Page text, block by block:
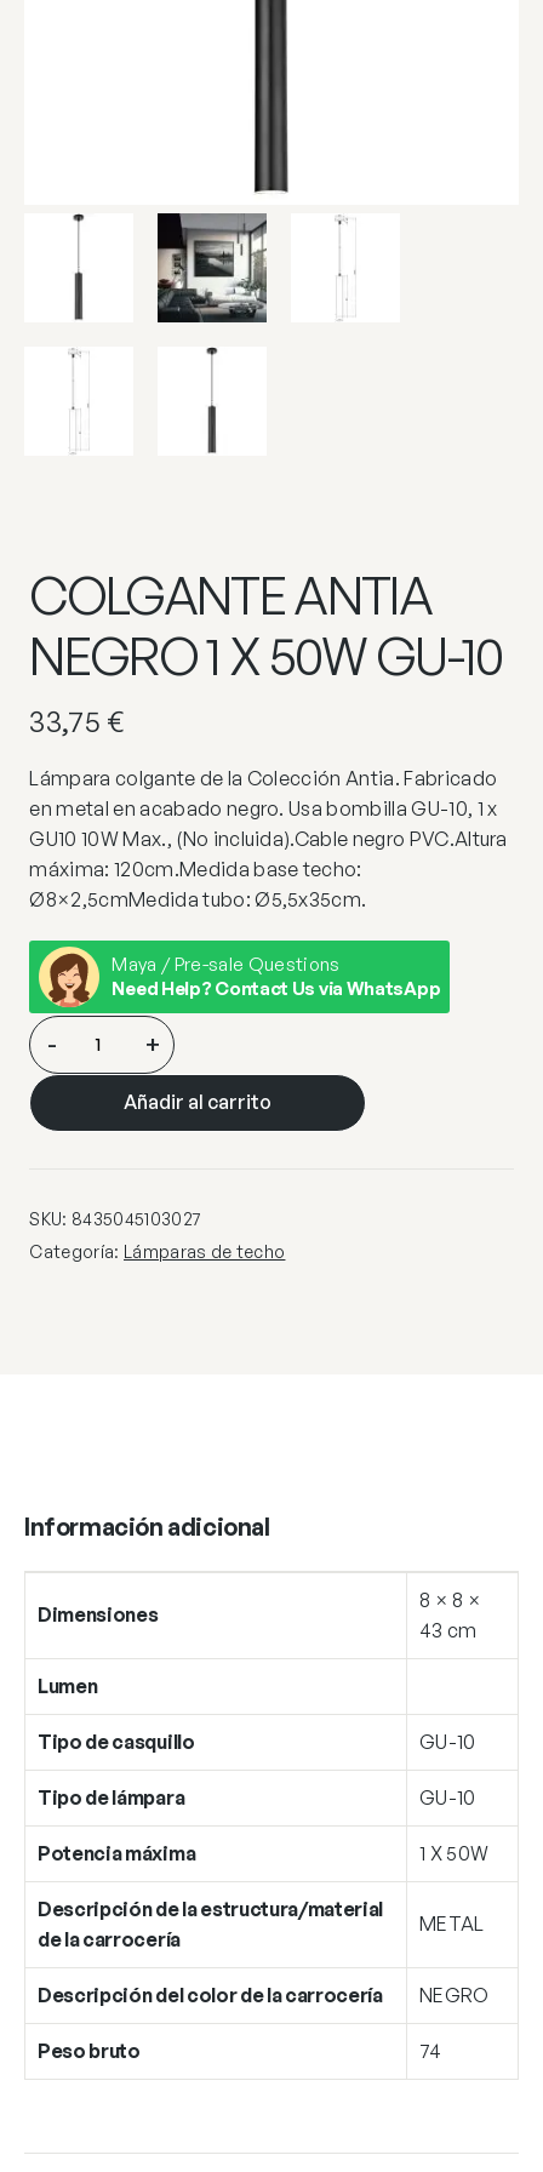
COLGANTE ANTIA
NEGRO 1 X 50W GU-10
33,75 €
Lámpara colgante de la Colección Antia. Fabricado
en metal en acabado negro. Usa bombilla GU-10, 1 x
GU10 10W Max., (No incluida).Cable negro PVC.Altura
máxima: 120cm.Medida base techo:
Ø8×2,5cmMedida tubo: Ø5,5x35cm.
Maya / Pre-sale Questions
Need Help? Contact Us via WhatsApp
COLGANTE
ANTIA
NEGRO
1
GU-
10
- +
Añadir al carrito
SKU: 8435045103027
Categoría: Lámparas de techo
Información adicional
Dimensiones
8 × 8 ×
43 cm
Lumen
Tipo de casquillo GU-10
Tipo de lámpara GU-10
Potencia máxima 1 X 50W
Descripción de la estructura/material
de la carrocería
METAL
Descripción del color de la carrocería NEGRO
Peso bruto 74